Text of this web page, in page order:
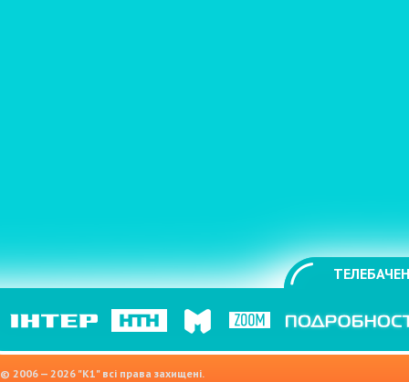
© 2006 — 2026 "K1" всі права захищені.